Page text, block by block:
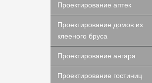
Проектирование аптек
Проектирование домов из
клееного бруса
Проектирование ангара
Проектирование гостиниц